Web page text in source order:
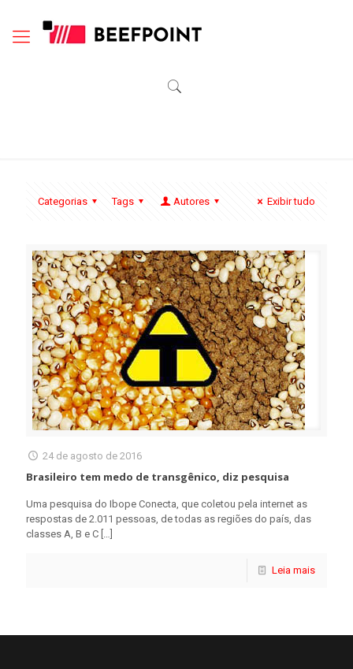
Categorias Tags Autores Exibir tudo
24 de agosto de 2016
Brasileiro tem medo de transgênico, diz pesquisa
Uma pesquisa do Ibope Conecta, que coletou pela internet as
respostas de 2.011 pessoas, de todas as regiões do país, das
classes A, B e C […]
Leia mais